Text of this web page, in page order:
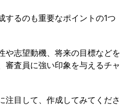
するのも重要なポイントの1つ
や志望動機、将来の目標などを
審査員に強い印象を与えるチャ
注目して、作成してみてくださ